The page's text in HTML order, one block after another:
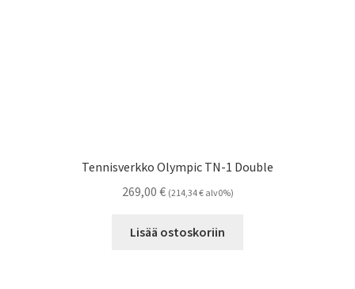
Tennisverkko Olympic TN-1 Double
269,00 € (214,34€alv0%)
Lisää ostoskoriin